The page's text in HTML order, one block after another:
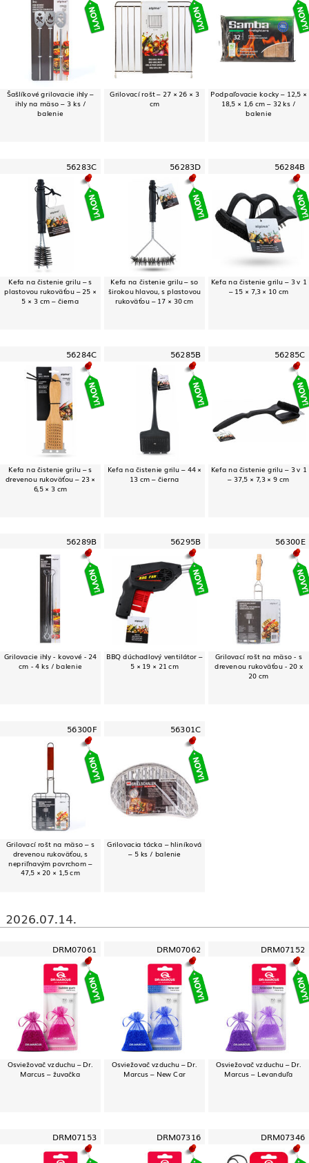
Šašlíkové grilovacie ihly –
ihly na mäso – 3 ks /
balenie
Grilovací rošt – 27 × 26 × 3
cm
Podpaľovacie kocky – 12,5 ×
18,5 × 1,6 cm – 32 ks /
balenie
56283C
Kefa na čistenie grilu – s
plastovou rukoväťou – 25 ×
5 × 3 cm – čierna
56283D
Kefa na čistenie grilu – so
širokou hlavou, s plastovou
rukoväťou – 17 × 30 cm
56284B
Kefa na čistenie grilu – 3 v 1
– 15 × 7,3 × 10 cm
56284C
Kefa na čistenie grilu – s
drevenou rukoväťou – 23 ×
6,5 × 3 cm
56285B
Kefa na čistenie grilu – 44 ×
13 cm – čierna
56285C
Kefa na čistenie grilu – 3 v 1
– 37,5 × 7,3 × 9 cm
56289B
Grilovacie ihly - kovové - 24
cm - 4 ks / balenie
56295B
BBQ dúchadlový ventilátor –
5 × 19 × 21 cm
56300E
Grilovací rošt na mäso - s
drevenou rukoväťou - 20 x
20 cm
56300F
Grilovací rošt na mäso – s
drevenou rukoväťou, s
nepriľnavým povrchom –
47,5 × 20 × 1,5 cm
56301C
Grilovacia tácka – hliníková
– 5 ks / balenie
2026.07.14.
DRM07061
Osviežovač vzduchu – Dr.
Marcus – žuvačka
DRM07062
Osviežovač vzduchu – Dr.
Marcus – New Car
DRM07152
Osviežovač vzduchu – Dr.
Marcus – Levanduľa
DRM07153 DRM07316 DRM07346